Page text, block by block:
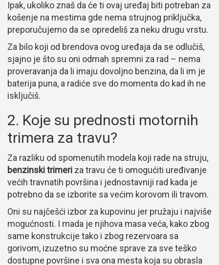
Ipak, ukoliko znaš da će ti ovaj uređaj biti potreban za
košenje na mestima gde nema strujnog priključka,
preporučujemo da se opredeliš za neku drugu vrstu.
Za bilo koji od brendova ovog uređaja da se odlučiš,
sjajno je što su oni odmah spremni za rad – nema
proveravanja da li imaju dovoljno benzina, da li im je
baterija puna, a radiće sve do momenta do kad ih ne
isključiš.
2. Koje su prednosti motornih
trimera za travu?
Za razliku od spomenutih modela koji rade na struju,
benzinski trimeri za travu će ti omogućiti uređivanje
većih travnatih površina i jednostavniji rad kada je
potrebno da se izborite sa većim korovom ili travom.
Oni su najčešći izbor za kupovinu jer pružaju i najviše
mogućnosti. I mada je njihova masa veća, kako zbog
same konstrukcije tako i zbog rezervoara sa
gorivom, izuzetno su moćne sprave za sve teško
dostupne površine i sva ona mesta koja su obrasla